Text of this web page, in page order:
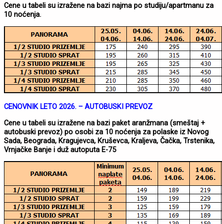
Cene u tabeli su izražene na bazi najma po studiju/apartmanu za
10 noćenja.
CENOVNIK LETO 2026. – AUTOBUSKI PREVOZ
Cene u tabeli su izražene na bazi paket aranžmana (smeštaj +
autobuski prevoz) po osobi za 10 noćenja za polaske iz Novog
Sada, Beograda, Kragujevca, Kruševca, Kraljeva, Čačka, Trstenika,
Vrnjačke Banje i duž autoputa E-75